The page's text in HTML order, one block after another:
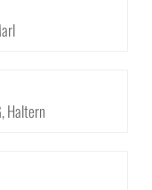
Haltern